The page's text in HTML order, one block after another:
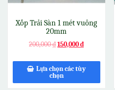
Xốp Trải Sàn 1 mét vuông
20mm
200,000₫150,000₫
Lựa chọn các tùy
chọn